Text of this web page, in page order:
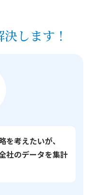
します！
考えたいが、
社のデータを集計